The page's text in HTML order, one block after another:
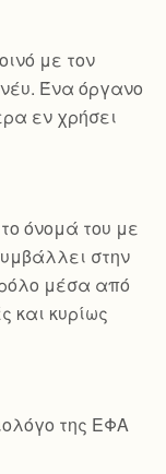
με τον
Ένα όργανο
εν χρήσει
όνομά του με
στην
μέσα από
και κυρίως
της ΕΦΑ